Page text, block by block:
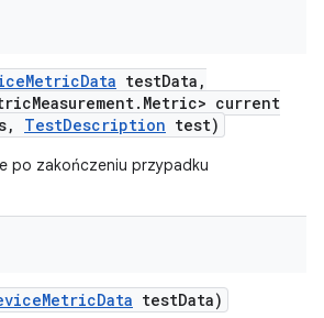
MetricData testData ,
Measurement. Metric> current
, TestDescription test)
po zakończeniu przypadku
MetricData testData)